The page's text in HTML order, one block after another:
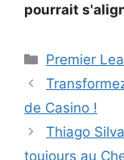
pourrait
Catégories
Premier
de Casino !
Thiago
toujours au